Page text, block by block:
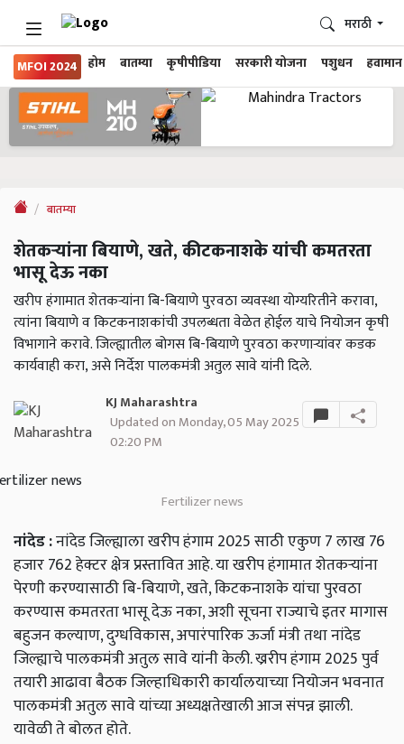
MFOI 2024 होम बातम्या कृषीपीडिया सरकारी योजना पशुधन हवामान
मराठी
बातम्या
शेतकऱ्यांना बियाणे, खते, कीटकनाशके यांची कमतरता
भासू देऊ नका
खरीप हंगामात शेतकऱ्यांना बि-बियाणे पुरवठा व्यवस्था योग्यरितीने करावा,
त्यांना बियाणे व किटकनाशकांची उपलब्धता वेळेत होईल याचे नियोजन कृषी
विभागाने करावे. जिल्ह्यातील बोगस बि-बियाणे पुरवठा करणाऱ्यांवर कडक
कार्यवाही करा, असे निर्देश पालकमंत्री अतुल सावे यांनी दिले.
KJ Maharashtra
Updated on Monday, 05 May 2025
02:20 PM
Fertilizer news
नांदेड:नांदेडजिल्ह्यालाखरीपहंगाम2025साठीएकुण7लाख76
हजार762हेक्टरक्षेत्रप्रस्तावितआहे.याखरीपहंगामातशेतकऱ्यांना
पेरणीकरण्यासाठीबि-बियाणे,खते,किटकनाशकेयांचापुरवठा
करण्यासकमतरताभासूदेऊनका,अशीसूचनाराज्याचेइतरमागास
बहुजनकल्याण,दुग्धविकास,अपारंपारिकऊर्जामंत्रीतथानांदेड
जिल्ह्याचेपालकमंत्रीअतुलसावेयांनीकेली.ख्ररीपहंगाम2025पुर्व
तयारीआढावाबैठकजिल्हाधिकारीकार्यालयाच्यानियोजनभवनात
पालकमंत्रीअतुलसावेयांच्याअध्यक्षतेखालीआजसंपन्नझाली.
यावेळीतेबोलतहोते.